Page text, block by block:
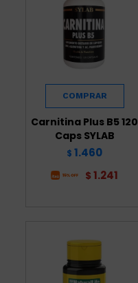
Carnitina Plus B5 120
Caps SYLAB
$ 1.460
$ 1.241